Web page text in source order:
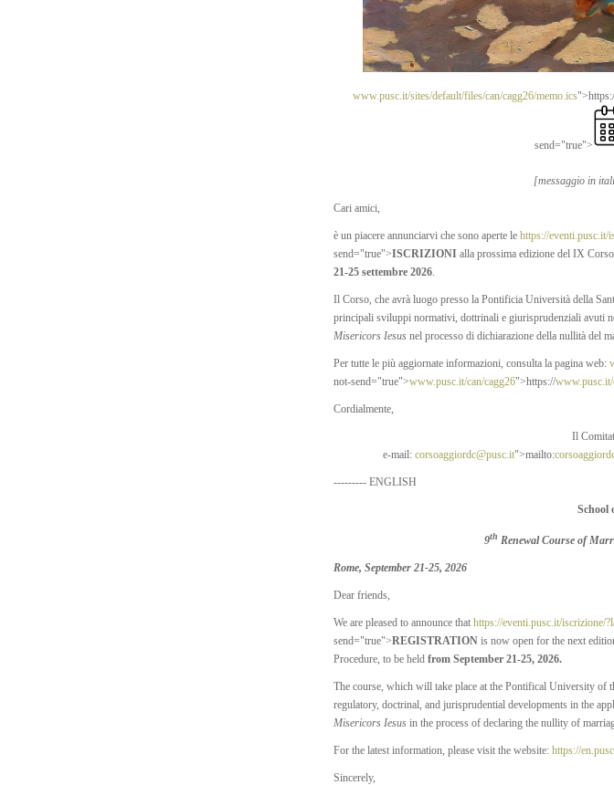
www.pusc.it/sites/default/files/can/cagg26/memo.ics
send="true">
[messaggio in
Cari amici,
è un piacere annunciarvi che sono aperte le https://
send="true">ISCRIZIONI alla prossima edizione del IX
21-25 settembre 2026.
Il Corso, che avrà luogo presso la Pontificia Università della
principali sviluppi normativi, dottrinali e giurisprudenziali avuti
Misericors Iesus nel processo di dichiarazione della nullità del
Per tutte le più aggiornate informazioni, consulta la pagina web:
not-send="true">www.pusc.it/can/cagg26">https://www.pusc.it/
Cordialmente,
Il
e-mail: corsoaggiordc@pusc.it">mailto:
--------- ENGLISH
School
9th Renewal Course of
Rome, September 21-25, 2026
Dear friends,
We are pleased to announce that https://eventi.pusc.it/
send="true">REGISTRATION is now open for the next
Procedure, to be held from September 21-25, 2026.
The course, which will take place at the Pontifical University
regulatory, doctrinal, and jurisprudential developments in the
Misericors Iesus in the process of declaring the nullity of
For the latest information, please visit the website: https://
Sincerely,